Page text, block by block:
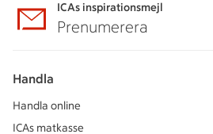
ICAs inspirationsmejl
Prenumerera
Handla
Handla online
ICAs matkasse